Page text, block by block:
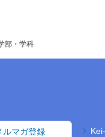
部・学科
ルマガ登録